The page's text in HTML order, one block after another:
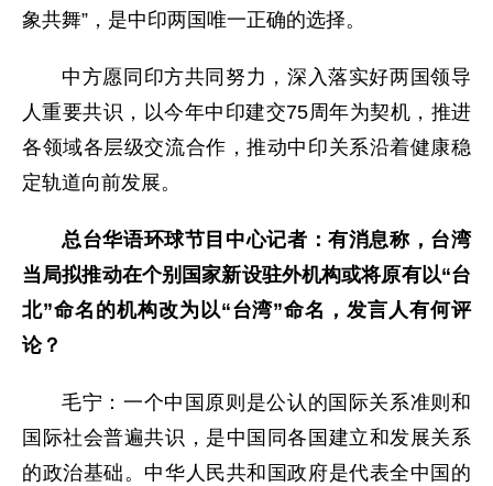
象共舞”，是中印两国唯一正确的选择。
中方愿同印方共同努力，深入落实好两国领导
人重要共识，以今年中印建交75周年为契机，推进
各领域各层级交流合作，推动中印关系沿着健康稳
定轨道向前发展。
总台华语环球节目中心记者：有消息称，台湾
当局拟推动在个别国家新设驻外机构或将原有以“台
北”命名的机构改为以“台湾”命名，发言人有何评
论？
毛宁：一个中国原则是公认的国际关系准则和
国际社会普遍共识，是中国同各国建立和发展关系
的政治基础。中华人民共和国政府是代表全中国的